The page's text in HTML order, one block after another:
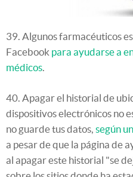
39. Algunos farmacéuticos
Facebook para ayudarse a
médicos.
40. Apagar el historial de
dispositivos electrónicos no
no guarde tus datos, según
a pesar de que la página de
al apagar este historial "se